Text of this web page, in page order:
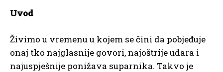
Uvod
Živimo u vremenu u kojem se čini da pobjeđuje
onaj tko najglasnije govori, najoštrije udara i
najuspješnije ponižava suparnika. Takvo je